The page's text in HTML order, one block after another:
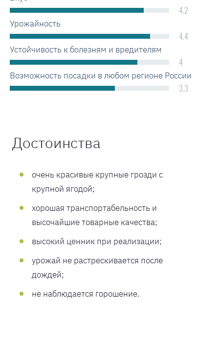
4.2
Урожайность
4.4
Устойчивость к болезням и вредителям
4
Возможность посадки в любом регионе России
3.3
Достоинства
очень красивые крупные грозди с
крупной ягодой;
хорошая транспортабельность и
высочайшие товарные качества;
высокий ценник при реализации;
урожай не растрескивается после
дождей;
не наблюдается горошение.